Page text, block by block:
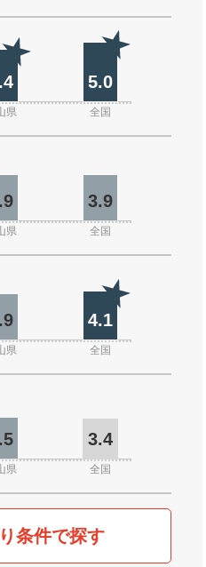
5.0
県 全国
3.9
県 全国
4.1
県 全国
3.4
県 全国
条件で探す